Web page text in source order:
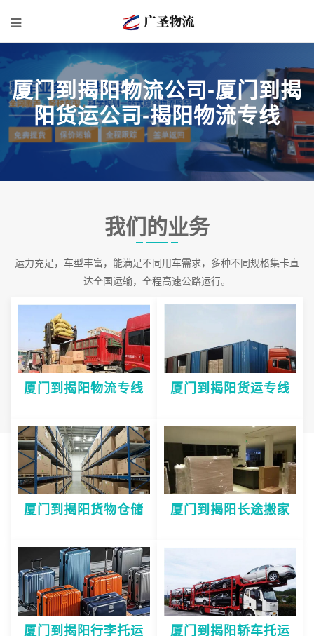
厦门到揭阳物流公司-厦门到揭
阳货运公司-揭阳物流专线
我们的业务
运力充足，车型丰富，能满足不同用车需求，多种不同规格集卡直
达全国运输，全程高速公路运行。
厦门到揭阳物流专线 厦门到揭阳货运专线
厦门到揭阳货物仓储 厦门到揭阳长途搬家
厦门到揭阳行李托运 厦门到揭阳轿车托运